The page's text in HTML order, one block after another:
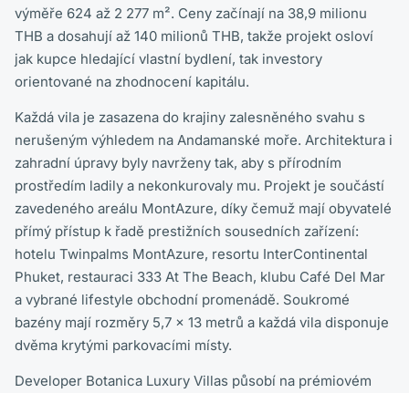
výměře 624 až 2 277 m². Ceny začínají na 38,9 milionu
THB a dosahují až 140 milionů THB, takže projekt osloví
jak kupce hledající vlastní bydlení, tak investory
orientované na zhodnocení kapitálu.
Každá vila je zasazena do krajiny zalesněného svahu s
nerušeným výhledem na Andamanské moře. Architektura i
zahradní úpravy byly navrženy tak, aby s přírodním
prostředím ladily a nekonkurovaly mu. Projekt je součástí
zavedeného areálu MontAzure, díky čemuž mají obyvatelé
přímý přístup k řadě prestižních sousedních zařízení:
hotelu Twinpalms MontAzure, resortu InterContinental
Phuket, restauraci 333 At The Beach, klubu Café Del Mar
a vybrané lifestyle obchodní promenádě. Soukromé
bazény mají rozměry 5,7 x 13 metrů a každá vila disponuje
dvěma krytými parkovacími místy.
Developer Botanica Luxury Villas působí na prémiovém